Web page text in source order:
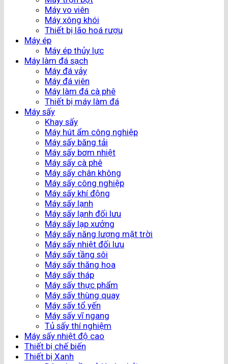
Máy vo viên
Máy xông khói
Thiết bị lão hoá rượu
Máy ép
Máy ép thủy lực
Máy làm đá sạch
Máy đá vảy
Máy đá viên
Máy làm đá cà phê
Thiết bị máy làm đá
Máy sấy
Khay sấy
Máy hút ẩm công nghiệp
Máy sấy băng tải
Máy sấy bơm nhiệt
Máy sấy cà phê
Máy sấy chân không
Máy sấy công nghiệp
Máy sấy khí động
Máy sấy lạnh
Máy sấy lạnh đối lưu
Máy sấy lạp xưởng
Máy sấy năng lượng mặt trời
Máy sấy nhiệt đối lưu
Máy sấy tầng sôi
Máy sấy thăng hoa
Máy sấy tháp
Máy sấy thực phẩm
Máy sấy thùng quay
Máy sấy tổ yến
Máy sấy vĩ ngang
Tủ sấy thí nghiệm
Máy sấy nhiệt độ cao
Thiết bị chế biến
Thiết bị Xanh